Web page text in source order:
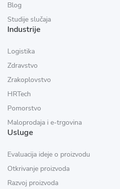
Blog
Studije slučaja
Industrije
Logistika
Zdravstvo
Zrakoplovstvo
HRTech
Pomorstvo
Maloprodaja i e-trgovina
Usluge
Evaluacija ideje o proizvodu
Otkrivanje proizvoda
Razvoj proizvoda